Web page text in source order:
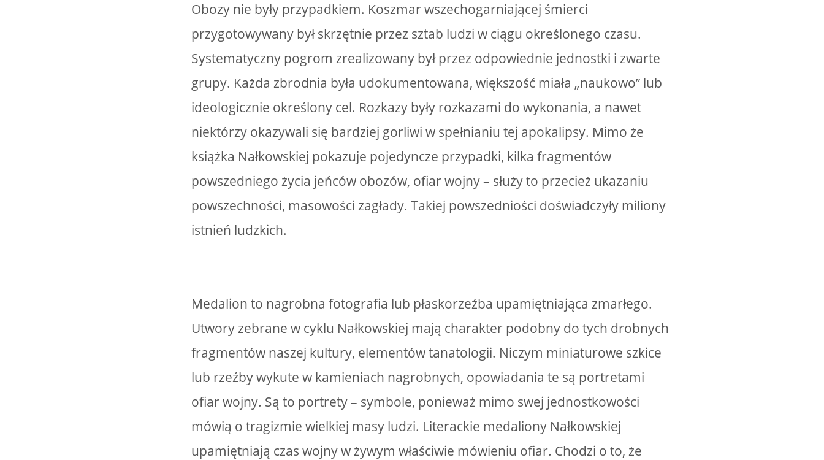
Obozy nie były przypadkiem. Koszmar wszechogarniającej śmierci
przygotowywany był skrzętnie przez sztab ludzi w ciągu określonego czasu.
Systematyczny pogrom zrealizowany był przez odpowiednie jednostki i zwarte
grupy. Każda zbrodnia była udokumentowana, większość miała „naukowo” lub
ideologicznie określony cel. Rozkazy były rozkazami do wykonania, a nawet
niektórzy okazywali się bardziej gorliwi w spełnianiu tej apokalipsy. Mimo że
książka Nałkowskiej pokazuje pojedyncze przypadki, kilka fragmentów
powszedniego życia jeńców obozów, ofiar wojny – służy to przecież ukazaniu
powszechności, masowości zagłady. Takiej powszedniości doświadczyły miliony
istnień ludzkich.
Medalion to nagrobna fotografia lub płaskorzeźba upamiętniająca zmarłego.
Utwory zebrane w cyklu Nałkowskiej mają charakter podobny do tych drobnych
fragmentów naszej kultury, elementów tanatologii. Niczym miniaturowe szkice
lub rzeźby wykute w kamieniach nagrobnych, opowiadania te są portretami
ofiar wojny. Są to portrety – symbole, ponieważ mimo swej jednostkowości
mówią o tragizmie wielkiej masy ludzi. Literackie medaliony Nałkowskiej
upamiętniają czas wojny w żywym właściwie mówieniu ofiar. Chodzi o to, że